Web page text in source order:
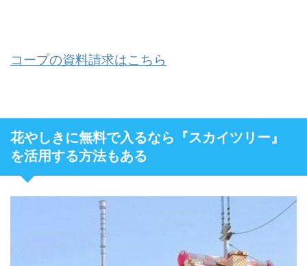
コープの資料請求はこちら
花やしきに無料で入るなら『スカイツリー』
を活用する方法もある